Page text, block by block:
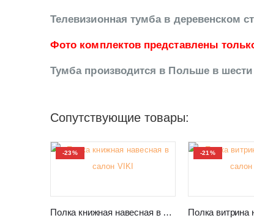
Телевизионная тумба в деревенском
Фото комплектов представлены
Тумба производится в Польше в шести
Сопутствующие товары:
-23%
Полка книжная навесная в салон VIKI 02
-21%